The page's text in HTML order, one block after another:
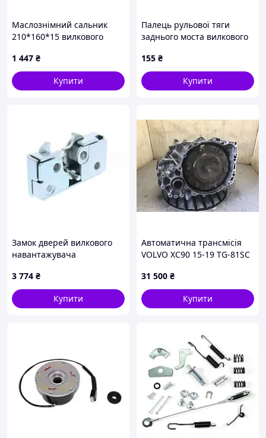
Маслознімний сальник
210*160*15 вилкового
0029623914
1 447 ₴
Купити
Палець рульової тяги
заднього моста вилкового
911982300
155 ₴
Купити
Замок дверей вилкового
навантажувача
3 774 ₴
Купити
Автоматична трансмісія
VOLVO XC90 15-19 TG-81SC
31 500 ₴
Купити